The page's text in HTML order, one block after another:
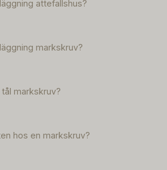
attefallshus?
markskruv?
markskruv?
hos en markskruv?